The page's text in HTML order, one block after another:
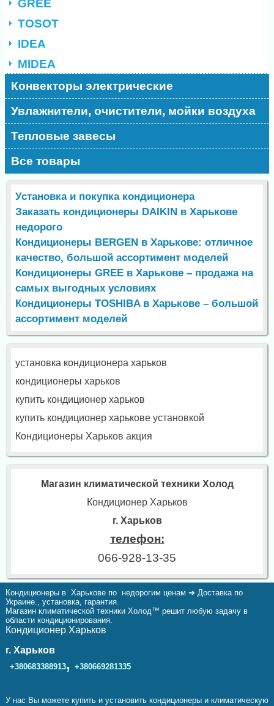
GREE
TOSOT
IDEA
MIDEA
Конвекторы электрические
Увлажнители, очистители, мойки воздуха
Тепловые завесы
Все товары
Установка и покупка кондиционера
Заказать кондиционеры DAIKIN в Харькове
недорого
Кондиционеры BERGEN в Харькове: отличное
качество, большой ассортимент моделей
Кондиционеры GREE в Харькове – продажа на
самых выгодных условиях
Кондиционеры TOSHIBA в Харькове – большой
ассортимент моделей
установка кондиционера харьков
кондиционеры харьков
купить кондиционер харьков
купить кондиционер харькове установкой
Кондиционеры Харьков акция
Магазин климатической техники Холод
Кондиционер Харьков
г. Харьков
телефон:
066-928-13-35
Кондиционеры в Харькове по недорогим ценам ➔ Доставка по
Украине., установка, гарантия.
Магазин климатической техники Холод™ решит любую задачу в
области кондиционирования.
Кондиционер Харьков
г. Харьков
+380683388913, +380669281335
У нас Вы можете купить и установить кондиционеры и климатическую